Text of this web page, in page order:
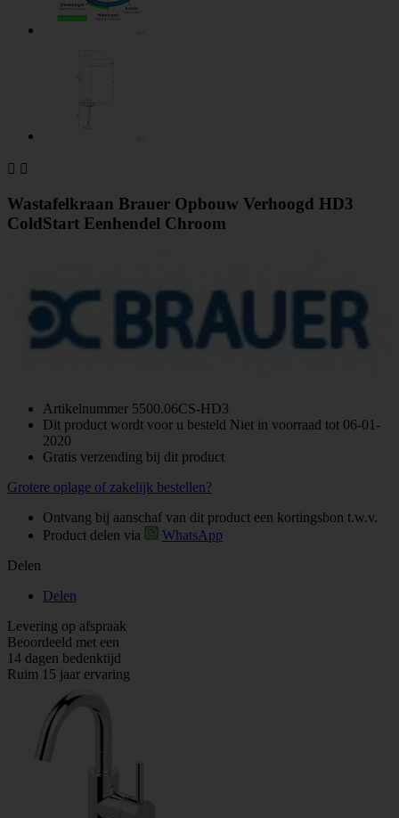
 
Wastafelkraan Brauer Opbouw Verhoogd HD3
ColdStart Eenhendel Chroom
Artikelnummer 5500.06CS-HD3
Dit product wordt voor u besteld Niet in voorraad tot 06-01-
2020
Gratis verzending bij dit product
Grotere oplage of zakelijk bestellen?
Ontvang bij aanschaf van dit product een kortingsbon t.w.v.
Product delen via
WhatsApp
Delen
Delen
Levering op afspraak
Beoordeeld met een
14 dagen bedenktijd
Ruim 15 jaar ervaring